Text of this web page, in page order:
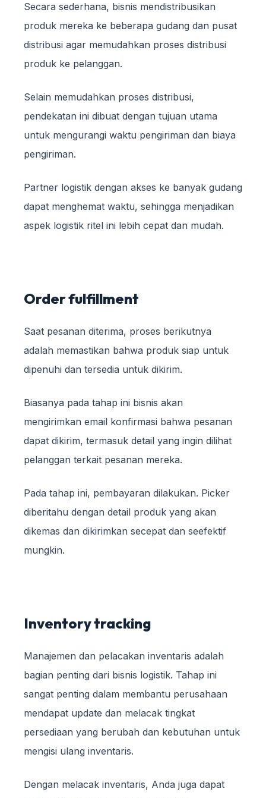
Secara sederhana, bisnis mendistribusikan
produk mereka ke beberapa gudang dan pusat
distribusi agar memudahkan proses distribusi
produk ke pelanggan.
Selain memudahkan proses distribusi,
pendekatan ini dibuat dengan tujuan utama
untuk mengurangi waktu pengiriman dan biaya
pengiriman.
Partner logistik dengan akses ke banyak gudang
dapat menghemat waktu, sehingga menjadikan
aspek logistik ritel ini lebih cepat dan mudah.
Order fulfillment
Saat pesanan diterima, proses berikutnya
adalah memastikan bahwa produk siap untuk
dipenuhi dan tersedia untuk dikirim.
Biasanya pada tahap ini bisnis akan
mengirimkan email konfirmasi bahwa pesanan
dapat dikirim, termasuk detail yang ingin dilihat
pelanggan terkait pesanan mereka.
Pada tahap ini, pembayaran dilakukan. Picker
diberitahu dengan detail produk yang akan
dikemas dan dikirimkan secepat dan seefektif
mungkin.
Inventory tracking
Manajemen dan pelacakan inventaris adalah
bagian penting dari bisnis logistik. Tahap ini
sangat penting dalam membantu perusahaan
mendapat update dan melacak tingkat
persediaan yang berubah dan kebutuhan untuk
mengisi ulang inventaris.
Dengan melacak inventaris, Anda juga dapat